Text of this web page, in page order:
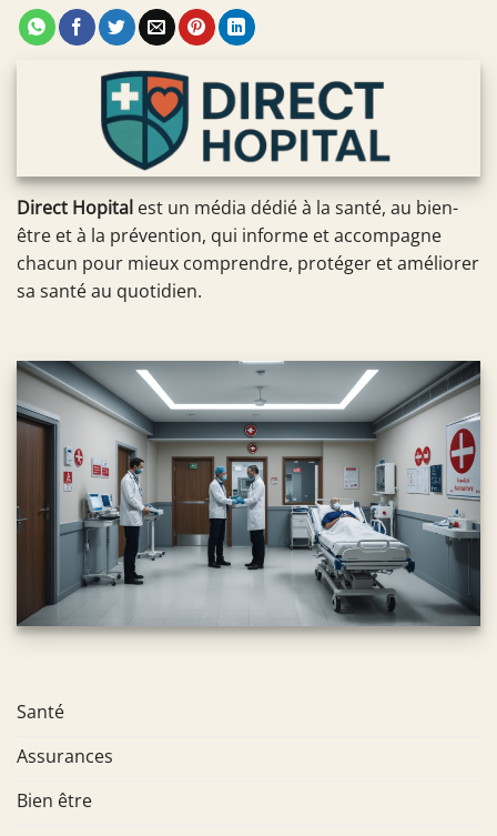
Direct Hopital est un média dédié à la santé, au bien-
être et à la prévention, qui informe et accompagne
chacun pour mieux comprendre, protéger et améliorer
sa santé au quotidien.
Santé
Assurances
Bien être